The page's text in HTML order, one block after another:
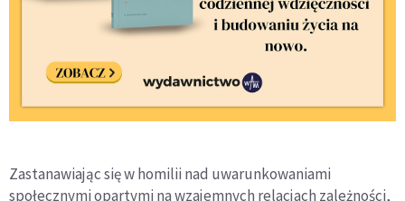
Zastanawiając się w homilii nad uwarunkowaniami
społecznymi opartymi na wzajemnych relacjach zależności,